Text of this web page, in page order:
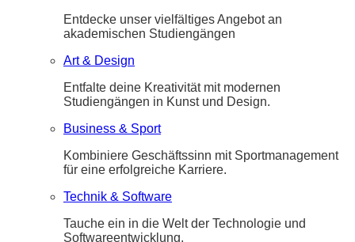
Entdecke unser vielfältiges Angebot an
akademischen Studiengängen
Art & Design
Entfalte deine Kreativität mit modernen
Studiengängen in Kunst und Design.
Business & Sport
Kombiniere Geschäftssinn mit Sportmanagement
für eine erfolgreiche Karriere.
Technik & Software
Tauche ein in die Welt der Technologie und
Softwareentwicklung.